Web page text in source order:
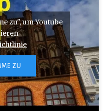
zu", um Youtube
ZU